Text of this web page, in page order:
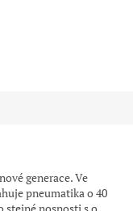
generace. Ve
pneumatika o 40